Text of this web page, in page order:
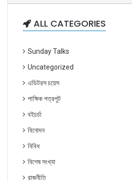
ALL CATEGORIES
Sunday Talks
Uncategorized
এডিটরস চয়েস
পাক্ষিক পত্রপুট
বইচর্চা
বিনোদন
বিবিধ
বিশেষ সংখ্যা
রাজনীতি